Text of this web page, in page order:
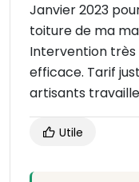
Janvier 2023
toiture de ma
Intervention très
efficace. Tarif
artisants
Utile